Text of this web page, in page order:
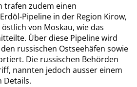
trafen zudem einen
Pipeline in der Region Kirow,
von Moskau, wie das
Über diese Pipeline wird
russischen Ostseehäfen sowie
Die russischen Behörden
nannten jedoch ausser einem
Details.